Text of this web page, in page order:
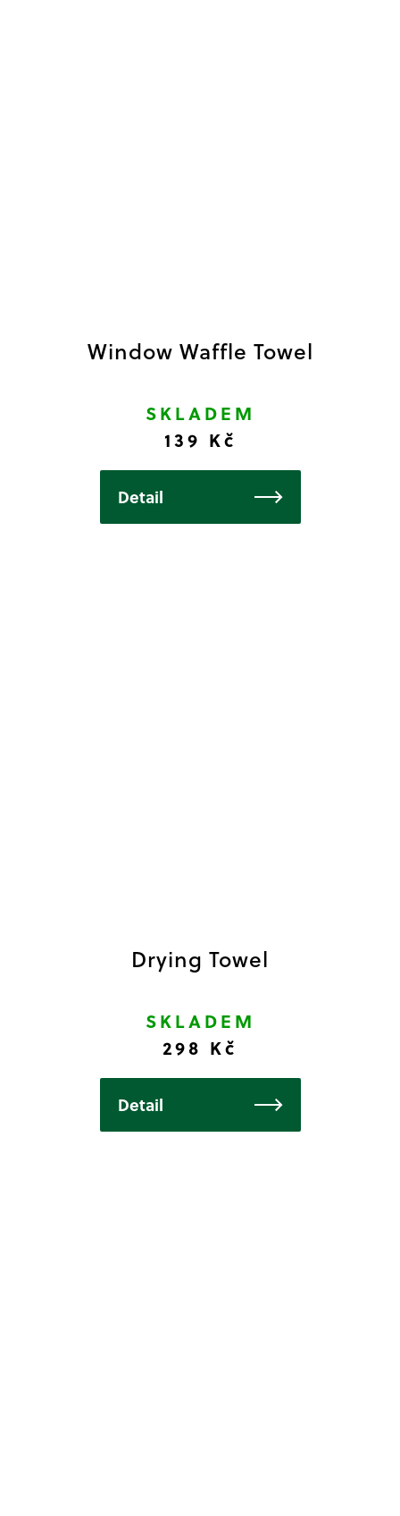
Window Waffle Towel
SKLADEM
139 Kč
Detail
Drying Towel
SKLADEM
298 Kč
Detail